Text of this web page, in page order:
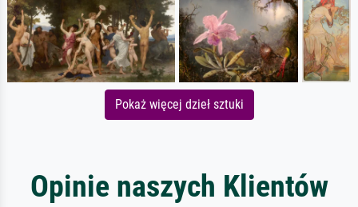
Pokaż więcej dzieł sztuki
Opinie naszych Klientów